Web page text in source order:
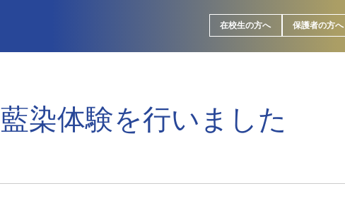
在校生の方へ 保護者の方へ
藍染体験を行いました